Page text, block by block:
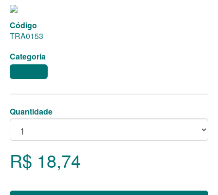
Código
TRA0153
Categoria
Quantidade
R$ 18,74